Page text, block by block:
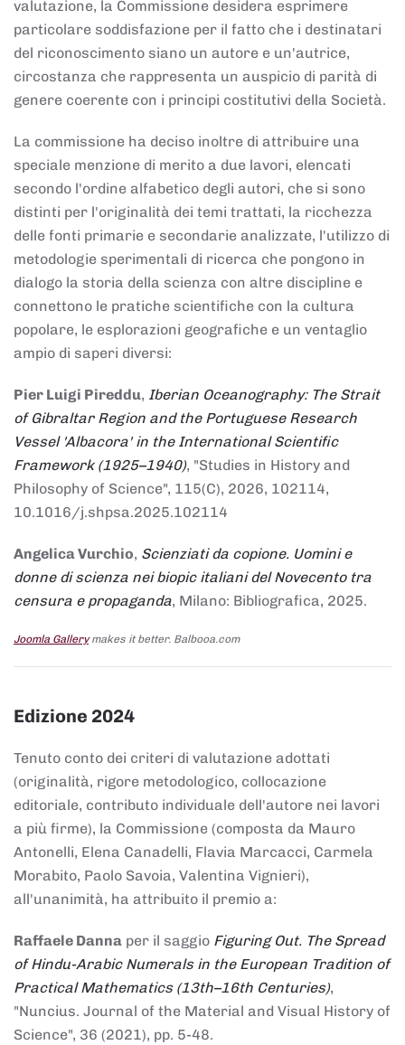
valutazione, la Commissione desidera esprimere
particolare soddisfazione per il fatto che i destinatari
del riconoscimento siano un autore e un'autrice,
circostanza che rappresenta un auspicio di parità di
genere coerente con i principi costitutivi della Società.
La commissione ha deciso inoltre di attribuire una
speciale menzione di merito a due lavori, elencati
secondo l'ordine alfabetico degli autori, che si sono
distinti per l'originalità dei temi trattati, la ricchezza
delle fonti primarie e secondarie analizzate, l'utilizzo di
metodologie sperimentali di ricerca che pongono in
dialogo la storia della scienza con altre discipline e
connettono le pratiche scientifiche con la cultura
popolare, le esplorazioni geografiche e un ventaglio
ampio di saperi diversi:
Pier Luigi Pireddu, Iberian Oceanography: The Strait
of Gibraltar Region and the Portuguese Research
Vessel 'Albacora' in the International Scientific
Framework (1925–1940), "Studies in History and
Philosophy of Science", 115(C), 2026, 102114,
10.1016/j.shpsa.2025.102114
Angelica Vurchio, Scienziati da copione. Uomini e
donne di scienza nei biopic italiani del Novecento tra
censura e propaganda, Milano: Bibliografica, 2025.
Joomla Gallerymakes it better. Balbooa.com
Edizione 2024
Tenuto conto dei criteri di valutazione adottati
(originalità, rigore metodologico, collocazione
editoriale, contributo individuale dell'autore nei lavori
a più firme), la Commissione (composta da Mauro
Antonelli, Elena Canadelli, Flavia Marcacci, Carmela
Morabito, Paolo Savoia, Valentina Vignieri),
all'unanimità, ha attribuito il premio a:
Raffaele Danna per il saggio Figuring Out. The Spread
of Hindu-Arabic Numerals in the European Tradition of
Practical Mathematics (13th–16th Centuries),
"Nuncius. Journal of the Material and Visual History of
Science", 36 (2021), pp. 5-48.